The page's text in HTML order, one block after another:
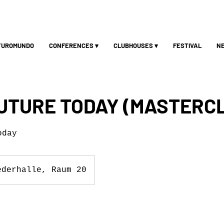
CONFERENCES ▾ CLUBHOUSES ▾ FESTIVAL
TODAY
Raum 20